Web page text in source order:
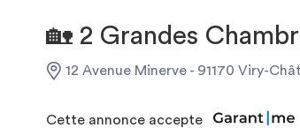
🏡 2 Grandes
12 Avenue Minerve - 91170 Viry-
Cette annonce accepte